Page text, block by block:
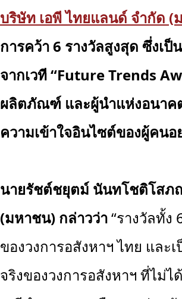
บริษัท เอพี ไทยแลนด์ จำกัด (
การคว้า6 รางวัลสูงสุด ซึ่งเ
จากเวที “Future Trends
ผลิตภัณฑ์ และผู้นำแห่งอนา
ความเข้าใจอินไซต์ของผู้คนอ
นายรัชต์ชยุตม์ นันทโชติโสภ
(มหาชน) กล่าวว่า“รางวัลทั้ง
ของวงการอสังหาฯ ไทย และ
จริงของวงการอสังหาฯ ที่ไม่